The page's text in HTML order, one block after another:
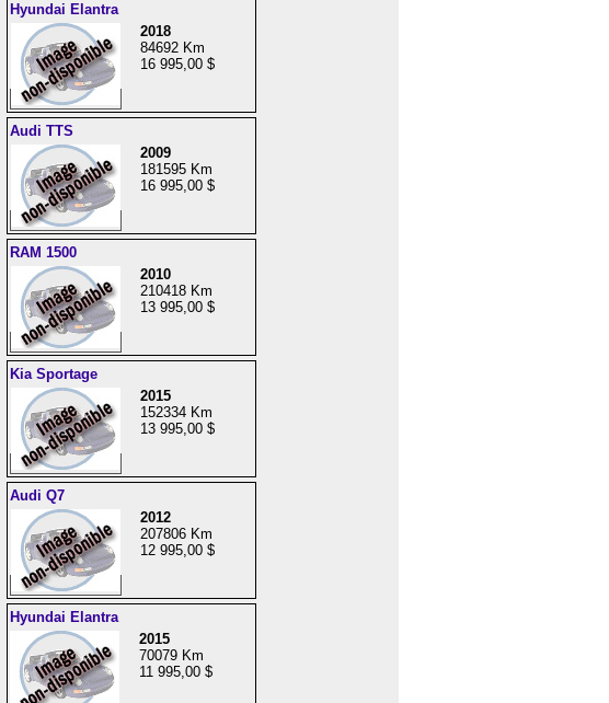
Hyundai Elantra
2018
84692 Km
16 995,00 $
Audi TTS
2009
181595 Km
16 995,00 $
RAM 1500
2010
210418 Km
13 995,00 $
Kia Sportage
2015
152334 Km
13 995,00 $
Audi Q7
2012
207806 Km
12 995,00 $
Hyundai Elantra
2015
70079 Km
11 995,00 $